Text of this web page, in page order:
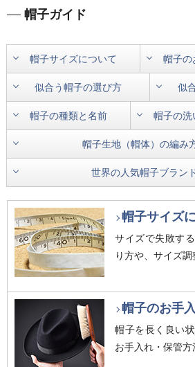
帽子ガイド
帽子サイズについて 帽子の
似合う帽子の選び方 似
帽子の種類と名前 帽子の洗
帽子生地（帽体）の編み
世界の人気帽子ブラン
帽子サイズ
サイズで失敗す
り方や、サイズ調
帽子のお手
帽子を長く良い
お手入れ・保管方